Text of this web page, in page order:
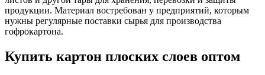
продукции. Материал востребован у предприятий, которым
нужны регулярные поставки сырья для производства
гофрокартона.
Купить картон плоских слоев оптом